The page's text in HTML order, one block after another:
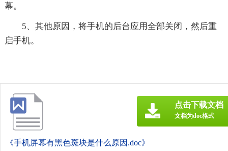
幕。
5、其他原因，将手机的后台应用全部关闭，然后重
启手机。
《手机屏幕有黑色斑块是什么原因.doc》
点击下载文档
文档为doc格式